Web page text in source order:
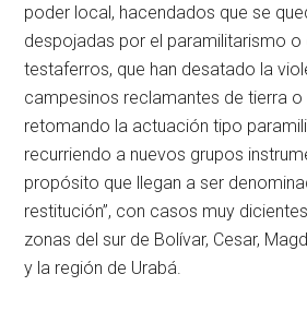
poder local, hacendados que se
despojadas por el paramilitarismo o
testaferros, que han desatado la
campesinos reclamantes de tierra o
retomando la actuación tipo
recurriendo a nuevos grupos
propósito que llegan a ser
restitución”, con casos muy
zonas del sur de Bolívar, Cesar,
y la región de Urabá.